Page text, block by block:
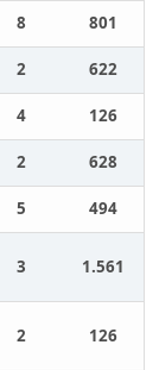
8
801
2
622
4
126
2
628
5 494
3 1.561
2 126